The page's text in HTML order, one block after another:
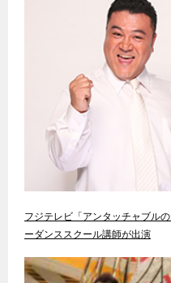
フジテレビ「アンタッチャブル
ーダンススクール講師が出演